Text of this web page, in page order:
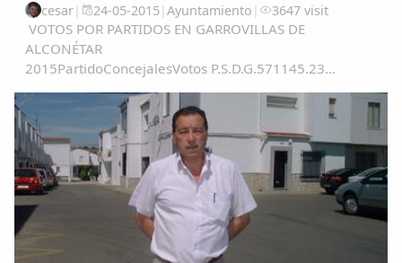
cesar| 24-05-2015| Ayuntamiento | 3647 visit
VOTOS POR PARTIDOS EN GARROVILLAS DE
ALCONÉTAR
2015PartidoConcejalesVotos P.S.D.G.571145.23